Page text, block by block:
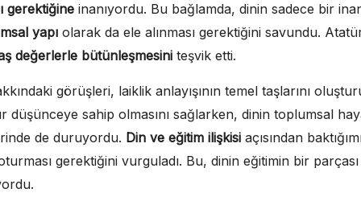
gerektiğine inanıyordu. Bu bağlamda, dinin sadece bir
yapı olarak da ele alınması gerektiğini savundu.
değerlerle bütünleşmesini teşvik etti.
görüşleri, laiklik anlayışının temel taşlarını
düşünceye sahip olmasını sağlarken, dinin toplumsal
de duruyordu. Din ve eğitim ilişkisi açısından
gerektiğini vurguladı. Bu, dinin eğitimin bir